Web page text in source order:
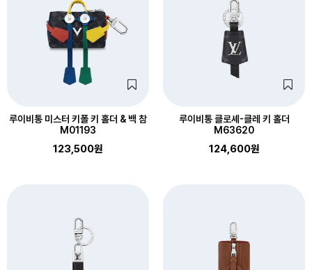
루이비통 미스터 키폴 키 홀더 & 백 참
M01193
123,500원
루이비통 클로셰-클레 키 홀더
M63620
124,600원